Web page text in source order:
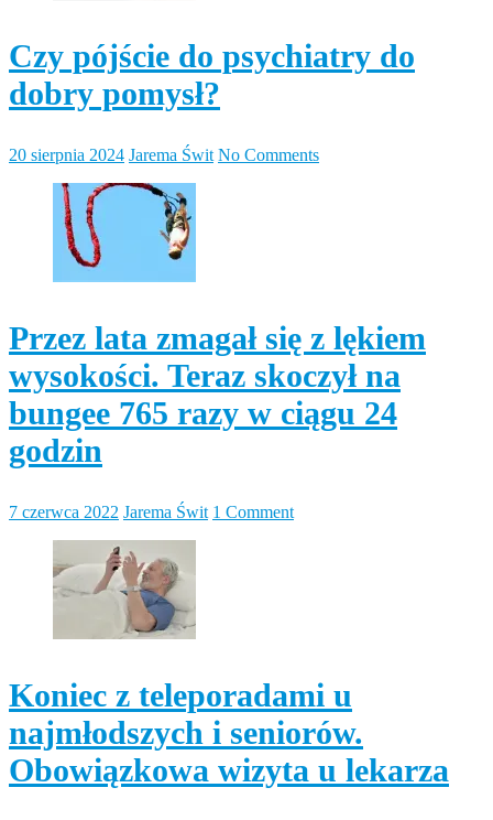
Czy pójście do psychiatry do
dobry pomysł?
20 sierpnia 2024 Jarema Świt No Comments
Przez lata zmagał się z lękiem
wysokości. Teraz skoczył na
bungee 765 razy w ciągu 24
godzin
7 czerwca 2022 Jarema Świt 1 Comment
Koniec z teleporadami u
najmłodszych i seniorów.
Obowiązkowa wizyta u lekarza